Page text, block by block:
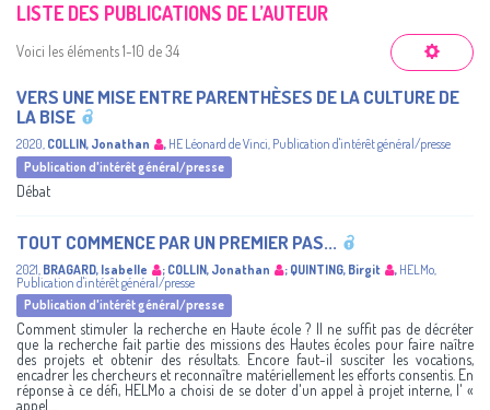
LISTE DES PUBLICATIONS DE L’AUTEUR
Voici les éléments 1-10 de 34
VERS UNE MISE ENTRE PARENTHÈSES DE LA CULTURE DE
LA BISE
2020, COLLIN, Jonathan , HE Léonard de Vinci, Publication d'intérêt général/presse
Publication d'intérêt général/presse
Débat
TOUT COMMENCE PAR UN PREMIER PAS...
2021, BRAGARD, Isabelle ; COLLIN, Jonathan ; QUINTING, Birgit , HELMo,
Publication d'intérêt général/presse
Publication d'intérêt général/presse
Comment stimuler la recherche en Haute école ? Il ne suffit pas de décréter
que la recherche fait partie des missions des Hautes écoles pour faire naître
des projets et obtenir des résultats. Encore faut-il susciter les vocations,
encadrer les chercheurs et reconnaître matériellement les efforts consentis. En
réponse à ce défi, HELMo a choisi de se doter d'un appel à projet interne, l' «
appel ...